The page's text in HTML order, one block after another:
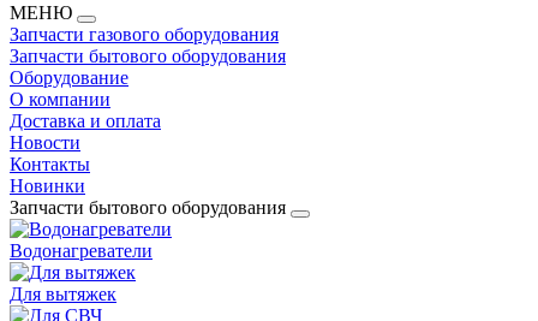
МЕНЮ
Запчасти газового оборудования
Запчасти бытового оборудования
Оборудование
О компании
Доставка и оплата
Новости
Контакты
Новинки
Запчасти бытового оборудования
Водонагреватели
Для вытяжек